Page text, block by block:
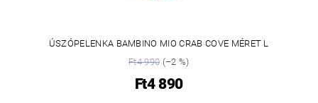
ÚSZÓPELENKA BAMBINO MIO CRAB COVE MÉRET L
Ft4 990(–2 %)
Ft4 890